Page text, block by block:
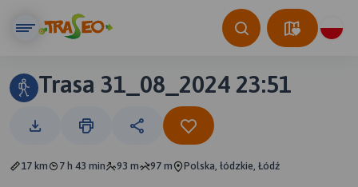
Trasa 31_08_2024 23:51
17 km 7 h 43 min 93 m 97 m Polska, łódzkie, Łódź